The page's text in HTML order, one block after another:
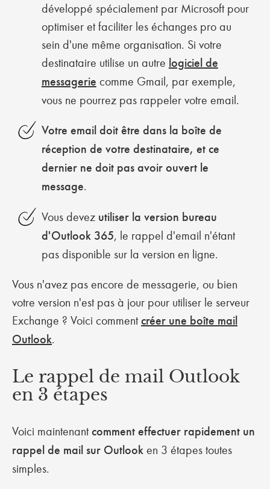
développé spécialement par Microsoft pour
optimiser et faciliter les échanges pro au
sein d'une même organisation. Si votre
destinataire utilise un autre logiciel de
messagerie comme Gmail, par exemple,
vous ne pourrez pas rappeler votre email.
Votre email doit être dans la boîte de
réception de votre destinataire, et ce
dernier ne doit pas avoir ouvert le
message.
Vous devez utiliser la version bureau
d'Outlook 365, le rappel d'email n'étant
pas disponible sur la version en ligne.
Vous n'avez pas encore de messagerie, ou bien
votre version n'est pas à jour pour utiliser le serveur
Exchange ? Voici commentcréer une boîte mail
Outlook.
Le rappel de mail Outlook
en 3 étapes
Voici maintenantcomment effectuer rapidement un
rappel de mail sur Outlook en 3 étapes toutes
simples.